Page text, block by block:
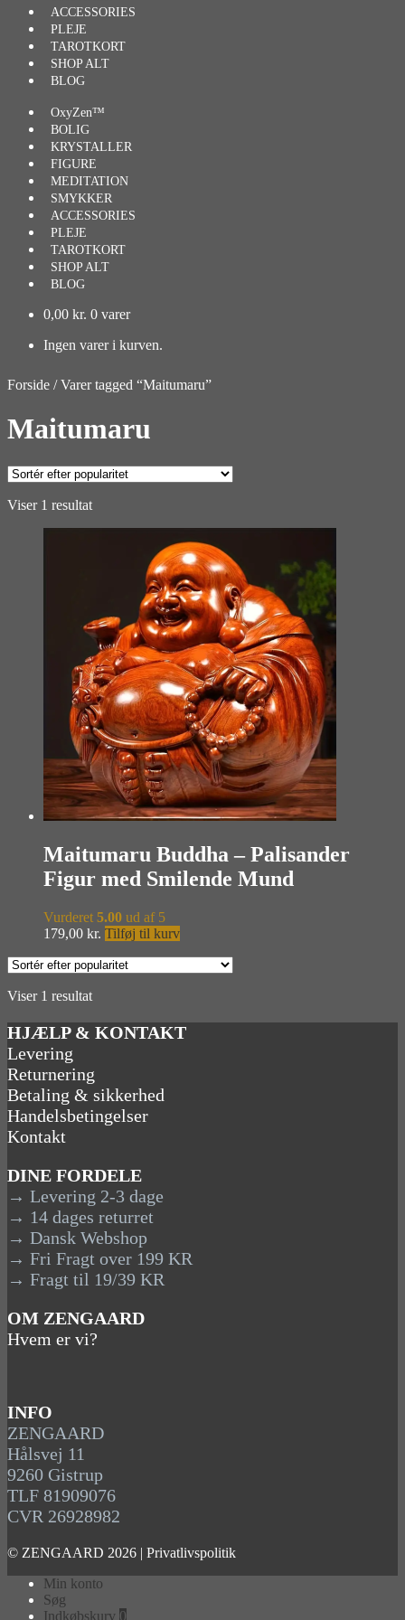
ACCESSORIES
PLEJE
TAROTKORT
SHOP ALT
BLOG
OxyZen™
BOLIG
KRYSTALLER
FIGURE
MEDITATION
SMYKKER
ACCESSORIES
PLEJE
TAROTKORT
SHOP ALT
BLOG
0,00 kr. 0 varer
Ingen varer i kurven.
Forside /Varer tagged “Maitumaru”
Maitumaru
Viser 1 resultat
Maitumaru Buddha – Palisander
Figur med Smilende Mund
Vurderet 5.00 ud af 5
179,00 kr. Tilføj til kurv
Viser 1 resultat
HJÆLP & KONTAKT
Levering
Returnering
Betaling & sikkerhed
Handelsbetingelser
Kontakt
DINE FORDELE
→ Levering 2-3 dage
→ 14 dages returret
→ Dansk Webshop
→ Fri Fragt over 199 KR
→ Fragt til 19/39 KR
OM ZENGAARD
Hvem er vi?
INFO
ZENGAARD
Hålsvej 11
9260 Gistrup
TLF 81909076
CVR 26928982
© ZENGAARD 2026 | Privatlivspolitik
Min konto
Søg
Indkøbskurv 0